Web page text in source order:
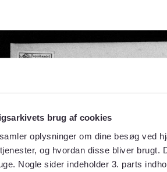
brug af cookies
oplysninger om dine besøg ved
og hvordan disse bliver
Nogle sider indeholder 3. parts